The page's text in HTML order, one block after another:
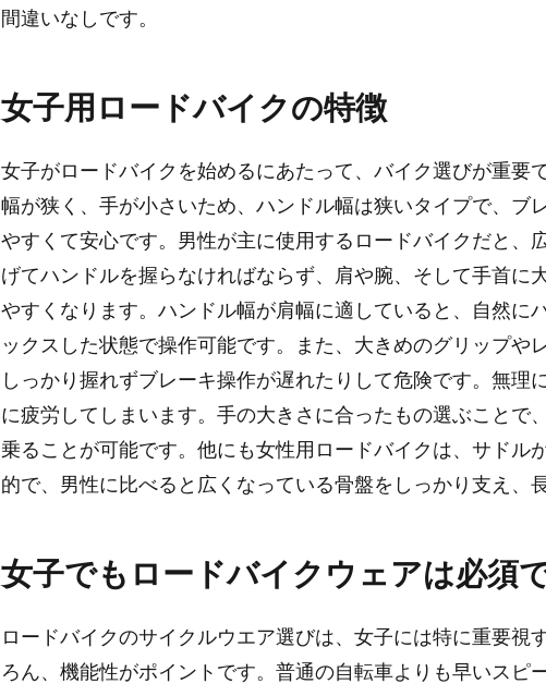
間違いなしです。
女子用ロードバイクの特徴
女子がロードバイクを始めるにあたって、バイク選びが重要
幅が狭く、手が小さいため、ハンドル幅は狭いタイプで、ブ
やすくて安心です。男性が主に使用するロードバイクだと、
げてハンドルを握らなければならず、肩や腕、そして手首に
やすくなります。ハンドル幅が肩幅に適していると、自然に
ックスした状態で操作可能です。また、大きめのグリップや
しっかり握れずブレーキ操作が遅れたりして危険です。無理
に疲労してしまいます。手の大きさに合ったもの選ぶことで
乗ることが可能です。他にも女性用ロードバイクは、サドル
的で、男性に比べると広くなっている骨盤をしっかり支え、
女子でもロードバイクウェアは必須
ロードバイクのサイクルウエア選びは、女子には特に重要視
ろん、機能性がポイントです。普通の自転車よりも早いスピ